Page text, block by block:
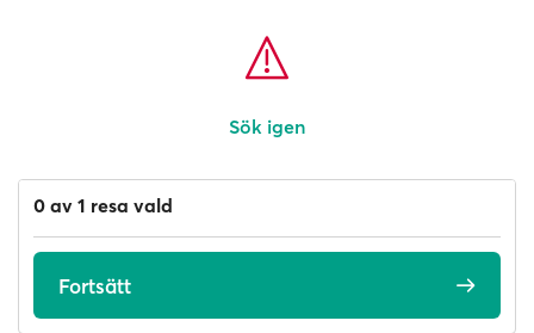
Sök igen
0 av 1 resa vald
Fortsätt